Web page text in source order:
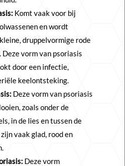
Komt vaak voor bij
en wordt
druppelvormige rode
Deze vorm van psoriasis
door een infectie,
keelontsteking.
Deze vorm van psoriasis
zoals onder de
in de lies en tussen de
vaak glad, rood en
Deze vorm